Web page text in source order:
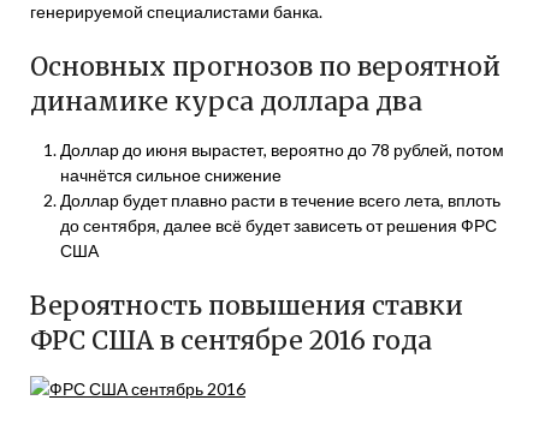
генерируемой специалистами банка.
Основных прогнозов по вероятной
динамике курса доллара два
Доллар до июня вырастет, вероятно до 78 рублей, потом
начнётся сильное снижение
Доллар будет плавно расти в течение всего лета, вплоть
до сентября, далее всё будет зависеть от решения ФРС
США
Вероятность повышения ставки
ФРС США в сентябре 2016 года